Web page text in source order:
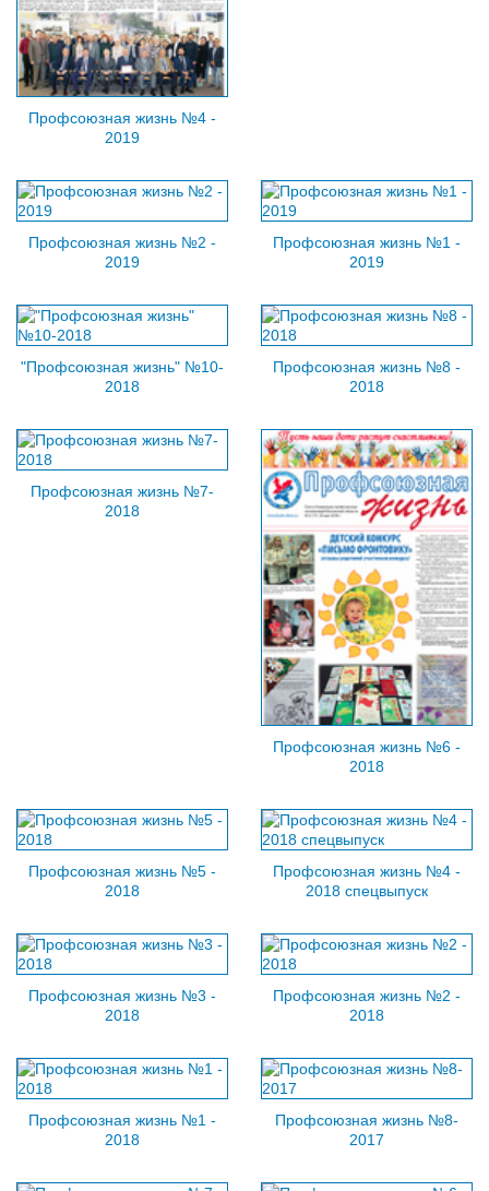
Профсоюзная жизнь №4 -
2019
Профсоюзная жизнь №2 -
2019
Профсоюзная жизнь №1 -
2019
"Профсоюзная жизнь" №10-
2018
Профсоюзная жизнь №8 -
2018
Профсоюзная жизнь №7-
2018
Профсоюзная жизнь №6 -
2018
Профсоюзная жизнь №5 -
2018
Профсоюзная жизнь №4 -
2018 спецвыпуск
Профсоюзная жизнь №3 -
2018
Профсоюзная жизнь №2 -
2018
Профсоюзная жизнь №1 -
2018
Профсоюзная жизнь №8-
2017